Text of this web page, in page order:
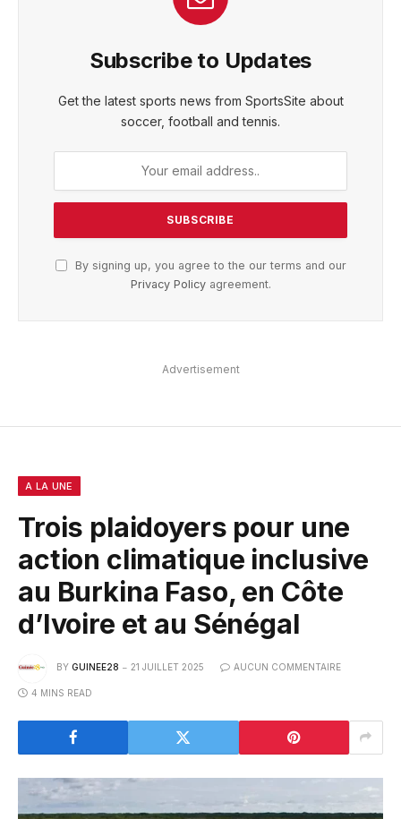
Subscribe to Updates
Get the latest sports news from SportsSite about
soccer, football and tennis.
By signing up, you agree to the our terms and our
Privacy Policyagreement.
Advertisement
A LA UNE
Trois plaidoyers pour une
action climatique inclusive
au Burkina Faso, en Côte
d’Ivoire et au Sénégal
BY GUINEE28 21 JUILLET 2025 AUCUN COMMENTAIRE
4 MINS READ